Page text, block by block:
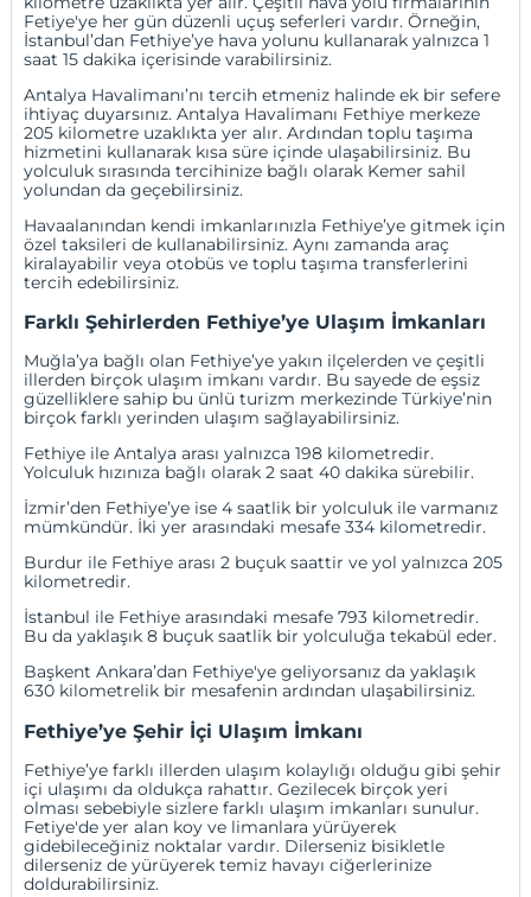
Fetiye'ye her gün düzenli uçuş seferleri vardır. Örneğin,
İstanbul’dan Fethiye’ye hava yolunu kullanarak yalnızca 1
saat 15 dakika içerisinde varabilirsiniz.
Antalya Havalimanı’nı tercih etmeniz halinde ek bir sefere
ihtiyaç duyarsınız. Antalya Havalimanı Fethiye merkeze
205 kilometre uzaklıkta yer alır. Ardından toplu taşıma
hizmetini kullanarak kısa süre içinde ulaşabilirsiniz. Bu
yolculuk sırasında tercihinize bağlı olarak Kemer sahil
yolundan da geçebilirsiniz.
Havaalanından kendi imkanlarınızla Fethiye’ye gitmek için
özel taksileri de kullanabilirsiniz. Aynı zamanda araç
kiralayabilir veya otobüs ve toplu taşıma transferlerini
tercih edebilirsiniz.
Farklı Şehirlerden Fethiye’ye Ulaşım İmkanları
Muğla’ya bağlı olan Fethiye’ye yakın ilçelerden ve çeşitli
illerden birçok ulaşım imkanı vardır. Bu sayede de eşsiz
güzelliklere sahip bu ünlü turizm merkezinde Türkiye’nin
birçok farklı yerinden ulaşım sağlayabilirsiniz.
Fethiye ile Antalya arası yalnızca 198 kilometredir.
Yolculuk hızınıza bağlı olarak 2 saat 40 dakika sürebilir.
İzmir’den Fethiye’ye ise 4 saatlik bir yolculuk ile varmanız
mümkündür. İki yer arasındaki mesafe 334 kilometredir.
Burdur ile Fethiye arası 2 buçuk saattir ve yol yalnızca 205
kilometredir.
İstanbul ile Fethiye arasındaki mesafe 793 kilometredir.
Bu da yaklaşık 8 buçuk saatlik bir yolculuğa tekabül eder.
Başkent Ankara’dan Fethiye'ye geliyorsanız da yaklaşık
630 kilometrelik bir mesafenin ardından ulaşabilirsiniz.
Fethiye’ye Şehir İçi Ulaşım İmkanı
Fethiye’ye farklı illerden ulaşım kolaylığı olduğu gibi şehir
içi ulaşımı da oldukça rahattır. Gezilecek birçok yeri
olması sebebiyle sizlere farklı ulaşım imkanları sunulur.
Fetiye'de yer alan koy ve limanlara yürüyerek
gidebileceğiniz noktalar vardır. Dilerseniz bisikletle
dilerseniz de yürüyerek temiz havayı ciğerlerinize
doldurabilirsiniz.